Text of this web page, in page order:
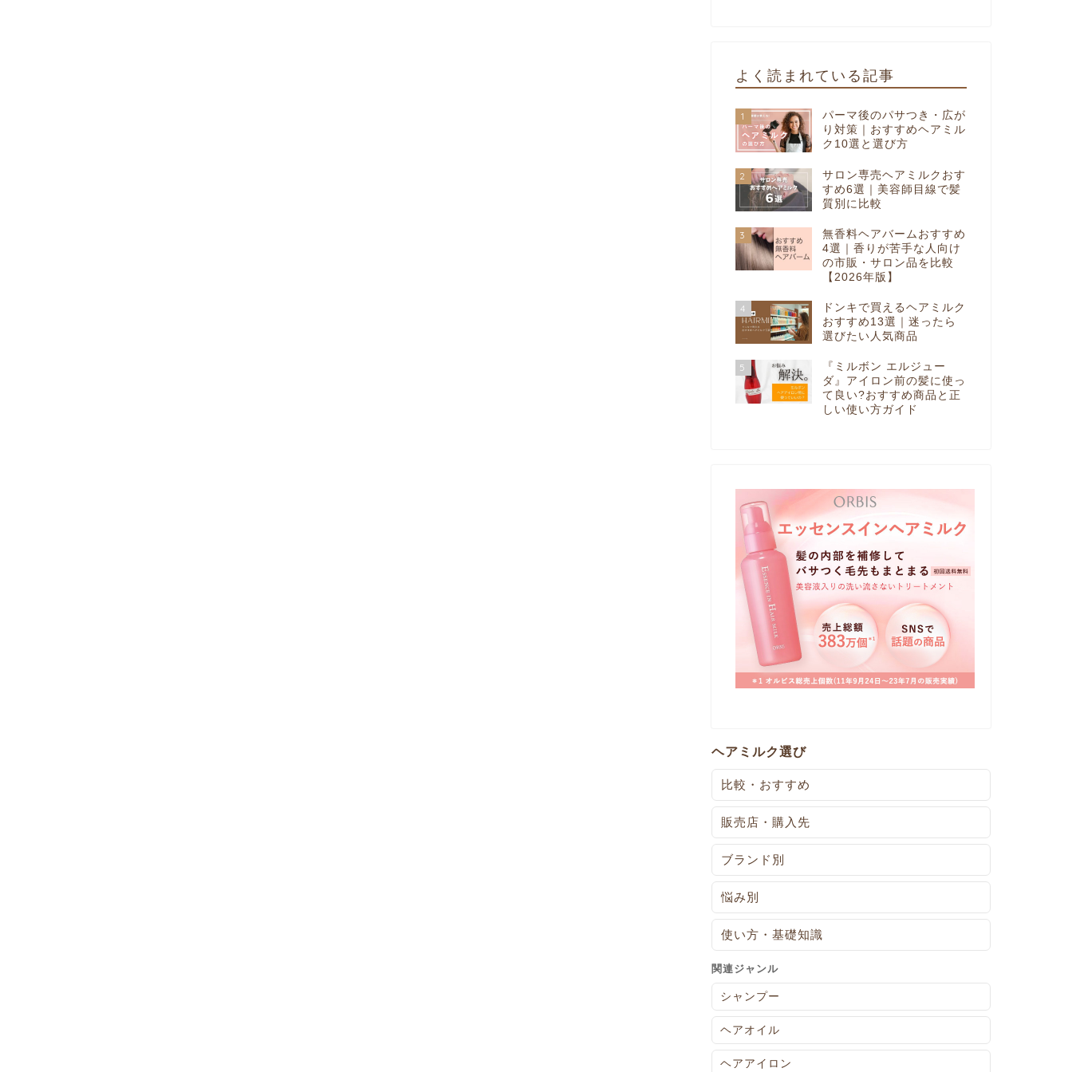
よく読まれている記事
1
パーマ後のパサつき・広が
り対策｜おすすめヘアミル
ク10選と選び方
2
サロン専売ヘアミルクおす
すめ6選｜美容師目線で髪
質別に比較
3
無香料ヘアバームおすすめ
4選｜香りが苦手な人向け
の市販・サロン品を比較
【2026年版】
4
ドンキで買えるヘアミルク
おすすめ13選｜迷ったら
選びたい人気商品
5
『ミルボン エルジュー
ダ』アイロン前の髪に使っ
て良い?おすすめ商品と正
しい使い方ガイド
ヘアミルク選び
比較・おすすめ
販売店・購入先
ブランド別
悩み別
使い方・基礎知識
関連ジャンル
シャンプー
ヘアオイル
ヘアアイロン